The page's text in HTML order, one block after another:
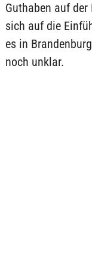
Guthaben auf
sich auf die
es in
noch unklar.